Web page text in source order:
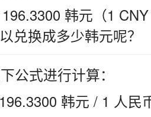
韩元（1
兑换成多少韩元呢？
公式进行计算：
韩元 / 1 人民